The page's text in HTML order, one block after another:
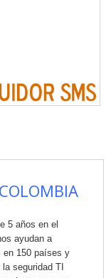
5 años en el
ayudan a
en 150 países y
seguridad TI